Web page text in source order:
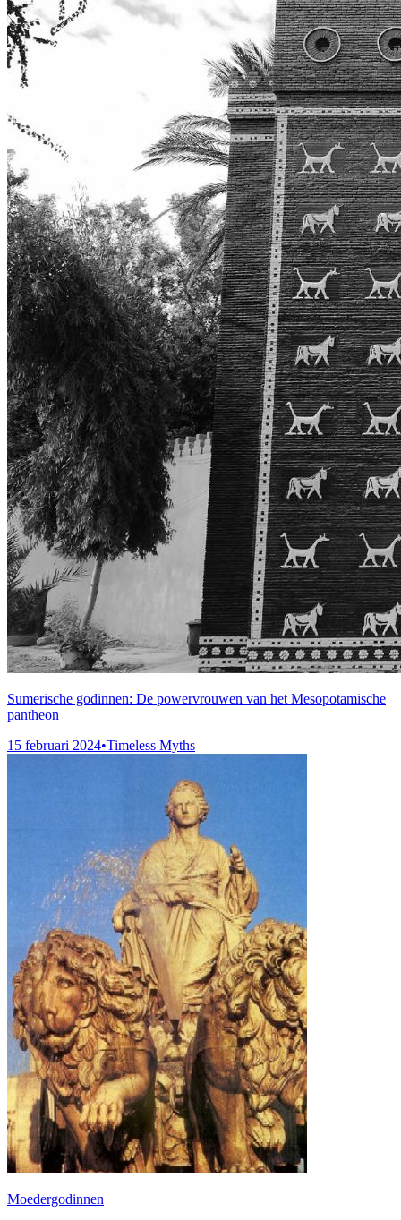
Sumerische godinnen: De powervrouwen van het Mesopotamische
pantheon
15 februari 2024•Timeless Myths
Moedergodinnen